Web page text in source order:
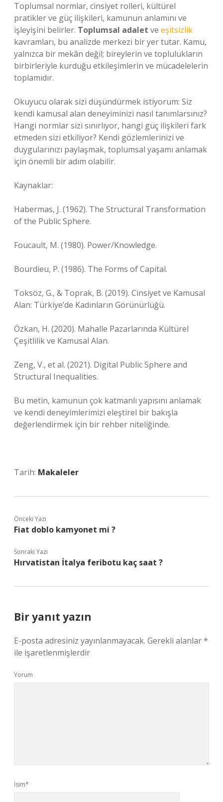
Toplumsal normlar, cinsiyet rolleri, kültürel
pratikler ve güç ilişkileri, kamunun anlamını ve
işleyişini belirler. Toplumsal adalet ve eşitsizlik
kavramları, bu analizde merkezi bir yer tutar. Kamu,
yalnızca bir mekân değil; bireylerin ve toplulukların
birbirleriyle kurduğu etkileşimlerin ve mücadelelerin
toplamıdır.
Okuyucu olarak sizi düşündürmek istiyorum: Siz
kendi kamusal alan deneyiminizi nasıl tanımlarsınız?
Hangi normlar sizi sınırlıyor, hangi güç ilişkileri fark
etmeden sizi etkiliyor? Kendi gözlemlerinizi ve
duygularınızı paylaşmak, toplumsal yaşamı anlamak
için önemli bir adım olabilir.
Kaynaklar:
Habermas, J. (1962). The Structural Transformation
of the Public Sphere.
Foucault, M. (1980). Power/Knowledge.
Bourdieu, P. (1986). The Forms of Capital.
Toksöz, G., & Toprak, B. (2019). Cinsiyet ve Kamusal
Alan: Türkiye’de Kadınların Görünürlüğü.
Özkan, H. (2020). Mahalle Pazarlarında Kültürel
Çeşitlilik ve Kamusal Alan.
Zeng, V., et al. (2021). Digital Public Sphere and
Structural Inequalities.
Bu metin, kamunun çok katmanlı yapısını anlamak
ve kendi deneyimlerimizi eleştirel bir bakışla
değerlendirmek için bir rehber niteliğinde.
Tarih: Makaleler
Önceki Yazı
Fiat doblo kamyonet mi ?
Sonraki Yazı
Hırvatistan İtalya feribotu kaç saat ?
Bir yanıt yazın
E-posta adresiniz yayınlanmayacak. Gerekli alanlar*
ile işaretlenmişlerdir
Yorum
İsim*